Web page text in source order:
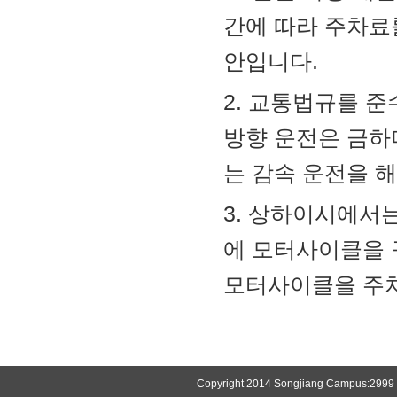
간에 따라 주차
안입니다.
2. 교통법규를 준
방향 운전은 금
는 감속 운전을
3. 상하이시에서
에 모터사이클을
모터사이클을 주
Copyright 2014 Songjiang